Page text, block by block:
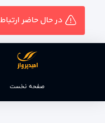
در حال حاضر
صفحه نخست